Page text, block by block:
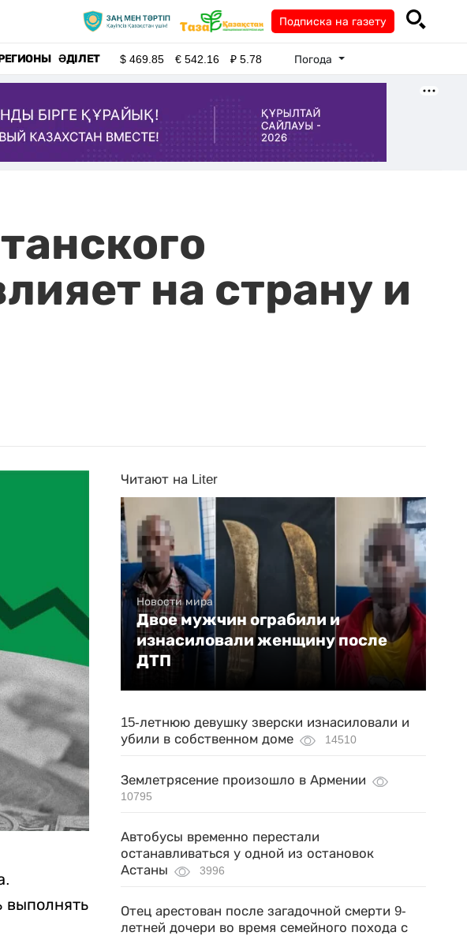
Подписка на газету
ӘДІЛЕТ $469.85 €542.16 ₽5.78 Погода
на страну и
выполнять
Читают на Liter
Новости мира
Двое мужчин ограбили и
изнасиловали женщину после
ДТП
15-летнюю девушку зверски изнасиловали и
убили в собственном доме
14510
Землетрясение произошло в Армении
10795
Автобусы временно перестали
останавливаться у одной из остановок
Астаны
3996
Отец арестован после загадочной смерти 9-
летней дочери во время семейного похода с